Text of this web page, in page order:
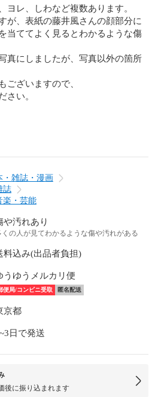
ヨレ、しわなど複数あります。
が、表紙の藤井風さんの顔部分に
当ててよく見るとわかるような傷
真にしましたが、写真以外の箇所
ございますので、
い。
・雑誌・漫画
誌
楽・芸能
や汚れあり
くの人が見てわかるような傷や汚れがある
料込み(出品者負担)
うゆうメルカリ便
便局/コンビニ受取 匿名配送
京都
日で発送
後に振り込まれます